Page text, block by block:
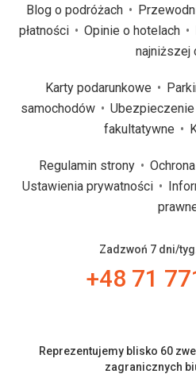
Blog o podróżach
płatności
Opinie o hotelach
najniższej
Karty podarunkowe
samochodów
fakultatywne
Regulamin strony
Ustawienia prywatności
Zadzwoń 7 dni/
+48 71
Reprezentujemy blisko 60
zagranicznych